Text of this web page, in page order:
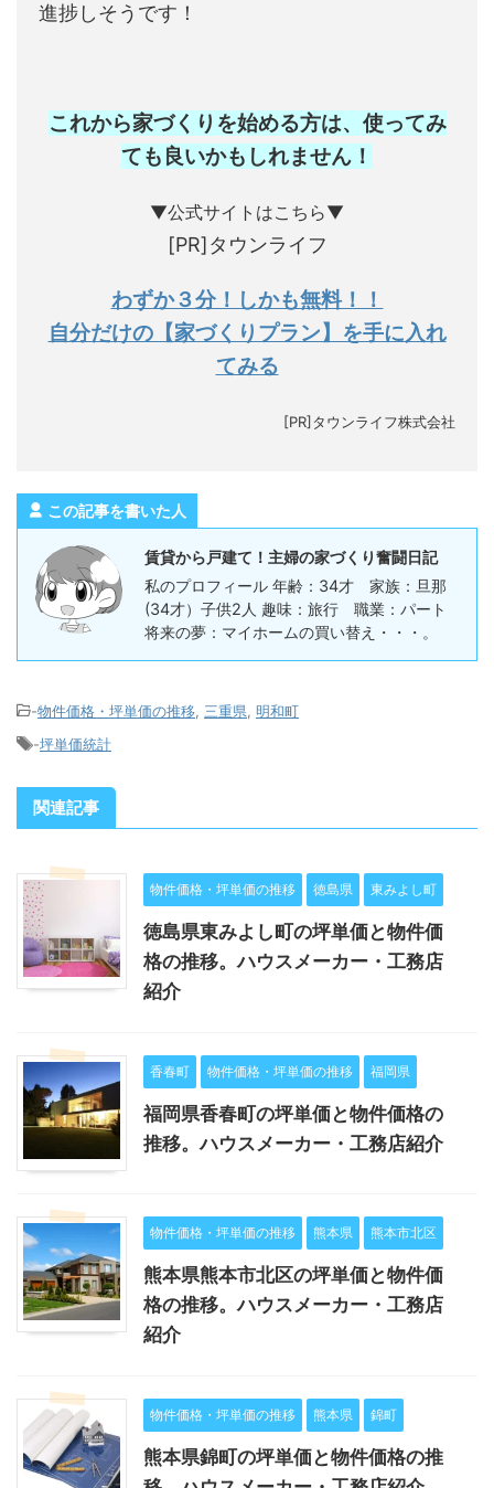
進捗しそうです！
これから家づくりを始める方は、使ってみ
ても良いかもしれません ！
▼公式サイトはこちら▼
[PR]タウンライフ
わずか３分！しかも無料！！
自分だけの【家づくりプラン】を手に入れ
てみる
[PR]タウンライフ株式会社
この記事を書いた人
賃貸から戸建て！主婦の家づくり奮闘日記
私のプロフィール 年齢：34才 家族：旦那
(34才）子供2人 趣味：旅行 職業：パート
将来の夢：マイホームの買い替え・・・。
-物件価格・坪単価の推移 三重県 明和町
-坪単価統計
関連記事
物件価格・坪単価の推移 徳島県 東みよし町
徳島県東みよし町の坪単価と物件価
格の推移。ハウスメーカー・工務店
紹介
香春町 物件価格・坪単価の推移 福岡県
福岡県香春町の坪単価と物件価格の
推移。ハウスメーカー・工務店紹介
物件価格・坪単価の推移 熊本県 熊本市北区
熊本県熊本市北区の坪単価と物件価
格の推移。ハウスメーカー・工務店
紹介
物件価格・坪単価の推移 熊本県 錦町
熊本県錦町の坪単価と物件価格の推